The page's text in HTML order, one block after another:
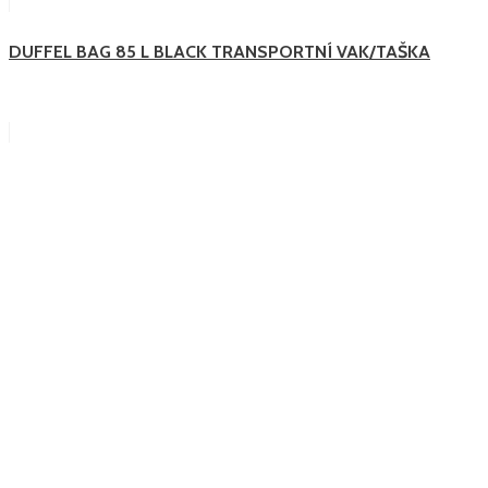
DUFFEL BAG 85 L BLACK TRANSPORTNÍ VAK/TAŠKA